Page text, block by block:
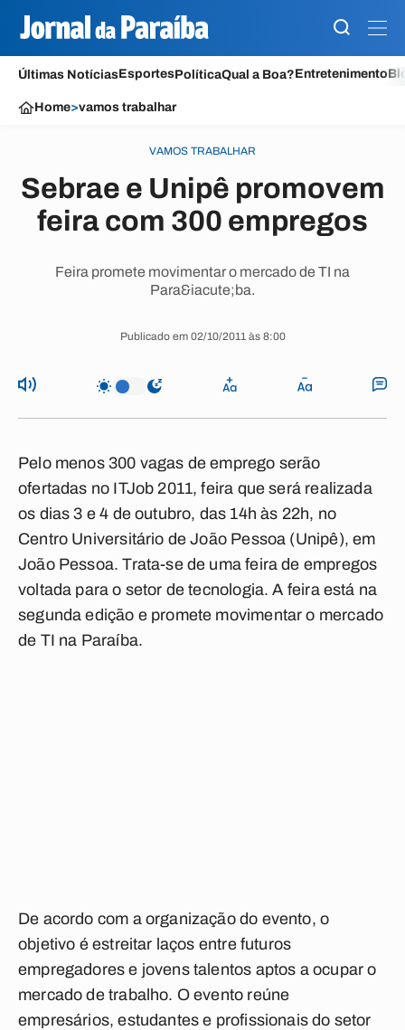
Últimas NotíciasEsportesPolíticaQual a Boa?Entretenimento
Home>vamos trabalhar
VAMOS TRABALHAR
Sebrae e Unipê promovem
feira com 300 empregos
Feira promete movimentar o mercado de TI na
Para&iacute;ba.
Publicado em 02/10/2011 às 8:00
Pelo menos 300 vagas de emprego serão
ofertadas no ITJob 2011, feira que será realizada
os dias 3 e 4 de outubro, das 14h às 22h, no
Centro Universitário de João Pessoa (Unipê), em
João Pessoa. Trata-se de uma feira de empregos
voltada para o setor de tecnologia. A feira está na
segunda edição e promete movimentar o mercado
de TI na Paraíba.
De acordo com a organização do evento, o
objetivo é estreitar laços entre futuros
empregadores e jovens talentos aptos a ocupar o
mercado de trabalho. O evento reúne
empresários, estudantes e profissionais do setor